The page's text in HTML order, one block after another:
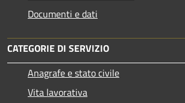
Documenti e dati
CATEGORIE DI SERVIZIO
Anagrafe e stato civile
Vita lavorativa